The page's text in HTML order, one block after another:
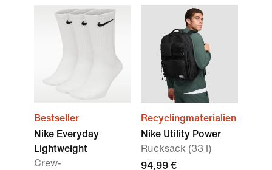
Bestseller
Nike Everyday
Lightweight
Crew-
Recyclingmaterialien
Nike Utility Power
Rucksack (33 l)
94,99 €